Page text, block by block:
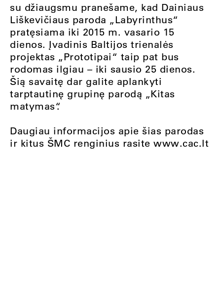
su džiaugsmu pranešame, kad Dainiaus
Liškevičiaus paroda „Labyrinthus“
pratęsiama iki 2015 m. vasario 15
dienos. Įvadinis Baltijos trienalės
projektas „Prototipai“ taip pat bus
rodomas ilgiau – iki sausio 25 dienos.
Šią savaitę dar galite aplankyti
tarptautinę grupinę parodą „Kitas
matymas“.
Daugiau informacijos apie šias parodas
ir kitus ŠMC renginius rasite www.cac.lt